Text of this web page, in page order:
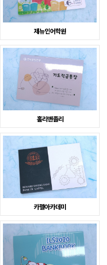
제뉴인어학원
홀리앤졸리
카펠아카데미